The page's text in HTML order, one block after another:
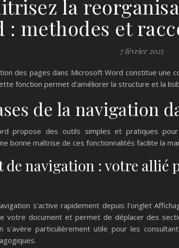
la
: methodes et
7 février 2025
des pages dans Microsoft Word constitue une
fonction permet d'améliorer la structure et la
de la navigation
propose des outils simples et pratiques
bonne maîtrise de ces fonctionnalités facilite la
de navigation : votre allié
s'active rapidement depuis l'onglet
votre document et permet de déplacer des
s'avère particulièrement utile pour les